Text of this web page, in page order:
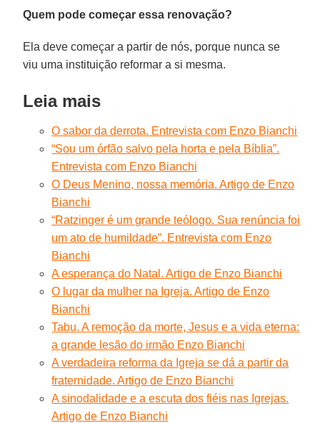
Quem pode começar essa renovação?
Ela deve começar a partir de nós, porque nunca se
viu uma instituição reformar a si mesma.
Leia mais
O sabor da derrota. Entrevista com Enzo Bianchi
“Sou um órfão salvo pela horta e pela Bíblia”.
Entrevista com Enzo Bianchi
O Deus Menino, nossa memória. Artigo de Enzo
Bianchi
“Ratzinger é um grande teólogo. Sua renúncia foi
um ato de humildade”. Entrevista com Enzo
Bianchi
A esperança do Natal. Artigo de Enzo Bianchi
O lugar da mulher na Igreja. Artigo de Enzo
Bianchi
Tabu. A remoção da morte, Jesus e a vida eterna:
a grande lesão do irmão Enzo Bianchi
A verdadeira reforma da Igreja se dá a partir da
fraternidade. Artigo de Enzo Bianchi
A sinodalidade e a escuta dos fiéis nas Igrejas.
Artigo de Enzo Bianchi